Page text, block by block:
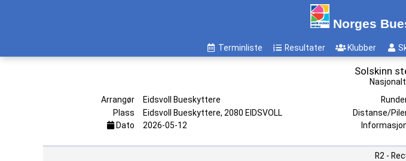
Norges
Terminliste Resultater Klubber
Solskinn
Arrangør
Eidsvoll Bueskyttere
Plass
Eidsvoll Bueskyttere, 2080 EIDSVOLL
Dato
2026-05-12
Distanse/
R2 -